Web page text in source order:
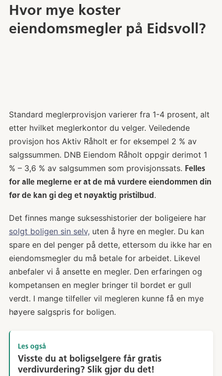
Hvor mye koster
eiendomsmegler på Eidsvoll?
Standard meglerprovisjon varierer fra 1-4 prosent, alt
etter hvilket meglerkontor du velger. Veiledende
provisjon hos Aktiv Råholt er for eksempel 2 % av
salgssummen. DNB Eiendom Råholt oppgir derimot 1
% – 3,6 % av salgsummen som provisjonssats. Felles
for alle meglerne er at de må vurdere eiendommen din
før de kan gi deg et nøyaktig pristilbud.
Det finnes mange suksesshistorier der boligeiere har
solgt boligen sin selv, uten å hyre en megler. Du kan
spare en del penger på dette, ettersom du ikke har en
eiendomsmegler du må betale for arbeidet. Likevel
anbefaler vi å ansette en megler. Den erfaringen og
kompetansen en megler bringer til bordet er gull
verdt. I mange tilfeller vil megleren kunne få en mye
høyere salgspris for boligen.
Les også
Visste du at boligselgere får gratis
verdivurdering? Slik gjør du det!